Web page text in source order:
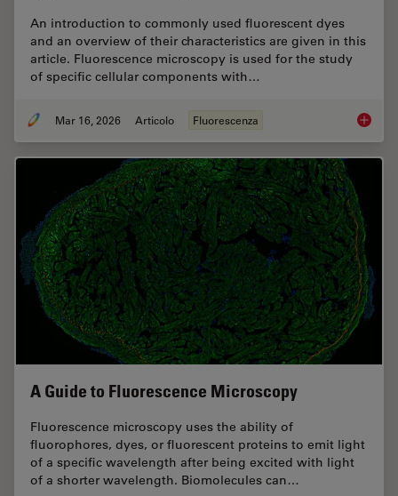
An introduction to commonly used fluorescent dyes
and an overview of their characteristics are given in this
article. Fluorescence microscopy is used for the study
of specific cellular components with…
Mar 16, 2026 Articolo Fluorescenza
A Guide to Fluorescence Microscopy
Fluorescence microscopy uses the ability of
fluorophores, dyes, or fluorescent proteins to emit light
of a specific wavelength after being excited with light
of a shorter wavelength. Biomolecules can…